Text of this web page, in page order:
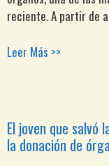
reciente. A partir de
Leer Más >>
El joven que salvó
la donación de